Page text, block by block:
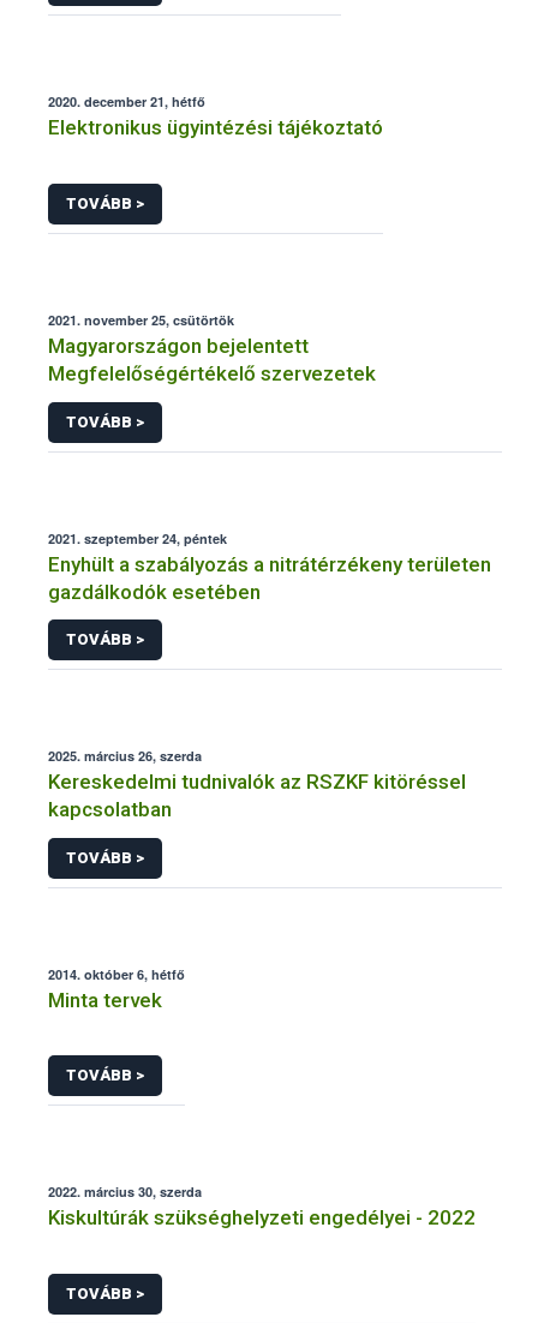
2020. december 21, hétfő
Elektronikus ügyintézési tájékoztató
TOVÁBB >
2021. november 25, csütörtök
Magyarországon bejelentett
Megfelelőségértékelő szervezetek
TOVÁBB >
2021. szeptember 24, péntek
Enyhült a szabályozás a nitrátérzékeny területen
gazdálkodók esetében
TOVÁBB >
2025. március 26, szerda
Kereskedelmi tudnivalók az RSZKF kitöréssel
kapcsolatban
TOVÁBB >
2014. október 6, hétfő
Minta tervek
TOVÁBB >
2022. március 30, szerda
Kiskultúrák szükséghelyzeti engedélyei - 2022
TOVÁBB >